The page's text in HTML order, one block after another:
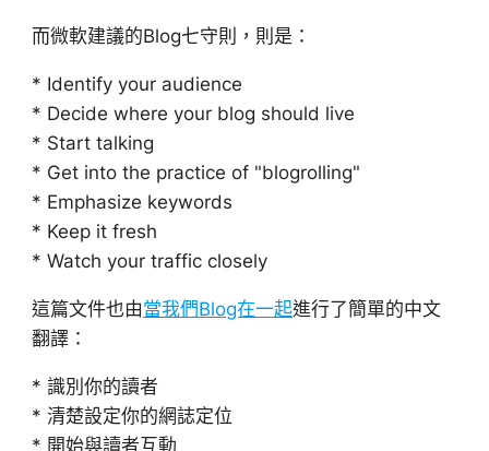
而微軟建議的Blog七守則，則是：
* Identify your audience
* Decide where your blog should live
* Start talking
* Get into the practice of "blogrolling"
* Emphasize keywords
* Keep it fresh
* Watch your traffic closely
這篇文件也由當我們Blog在一起進行了簡單的中文
翻譯：
* 識別你的讀者
* 清楚設定你的網誌定位
* 開始與讀者互動